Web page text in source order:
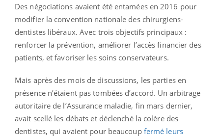
Des négociations avaient été entamées en 2016 pour
modifier la convention nationale des chirurgiens-
dentistes libéraux. Avec trois objectifs principaux :
renforcer la prévention, améliorer l’accès financier des
patients, et favoriser les soins conservateurs.
Mais après des mois de discussions, les parties en
présence n’étaient pas tombées d’accord. Un arbitrage
autoritaire de l’Assurance maladie, fin mars dernier,
avait scellé les débats et déclenché la colère des
dentistes, qui avaient pour beaucoup fermé leurs